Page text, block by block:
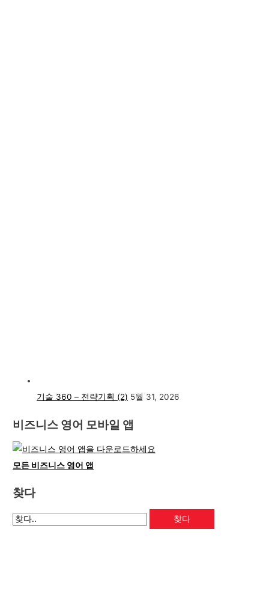
기술 360 – 전략기획 (2) 5월 31, 2026
비즈니스 영어 모바일 앱
모든 비즈니스 영어 앱
찾다